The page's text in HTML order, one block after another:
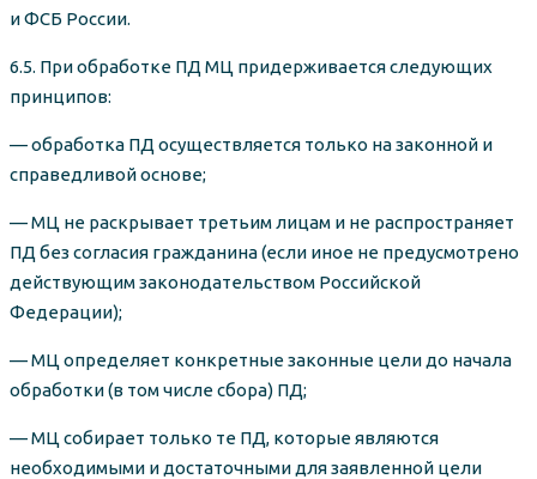
и ФСБ России.
6.5. При обработке ПД МЦ придерживается следующих
принципов:
— обработка ПД осуществляется только на законной и
справедливой основе;
— МЦ не раскрывает третьим лицам и не распространяет
ПД без согласия гражданина (если иное не предусмотрено
действующим законодательством Российской
Федерации);
— МЦ определяет конкретные законные цели до начала
обработки (в том числе сбора) ПД;
— МЦ собирает только те ПД, которые являются
необходимыми и достаточными для заявленной цели